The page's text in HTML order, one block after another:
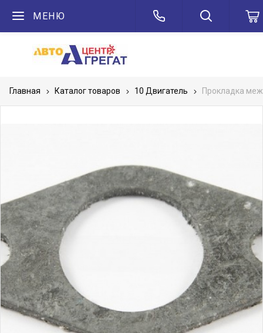
МЕНЮ
Главная Каталог товаров 10 Двигатель Прокладка